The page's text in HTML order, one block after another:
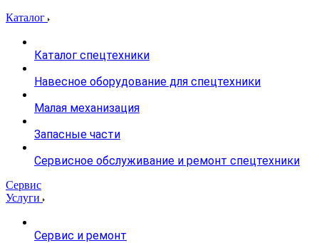
Каталог
Каталог спецтехники
Навесное оборудование для спецтехники
Малая механизация
Запасные части
Сервисное обслуживание и ремонт спецтехники
Сервис
Услуги
Сервис и ремонт